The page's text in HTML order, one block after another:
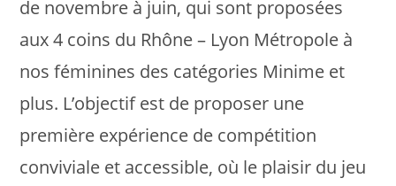
de novembre à juin, qui sont proposées
aux 4 coins du Rhône – Lyon Métropole à
nos féminines des catégories Minime et
plus. L’objectif est de proposer une
première expérience de compétition
conviviale et accessible, où le plaisir du jeu